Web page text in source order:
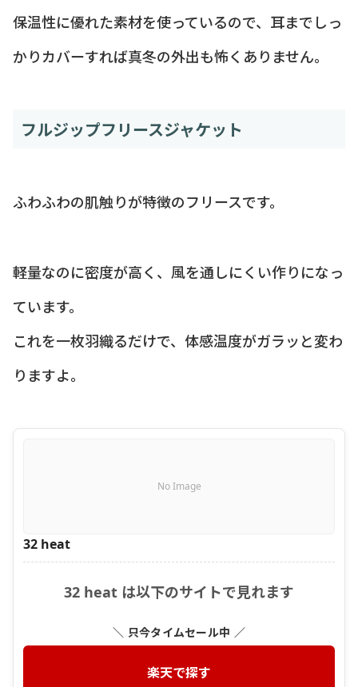
保温性に優れた素材を使っているので、耳までしっ
かりカバーすれば真冬の外出も怖くありません。
フルジップフリースジャケット
ふわふわの肌触りが特徴のフリースです。
軽量なのに密度が高く、風を通しにくい作りになっ
ています。
これを一枚羽織るだけで、体感温度がガラッと変わ
りますよ。
No Image
32 heat
32 heat は以下のサイトで見れます
＼ 只今タイムセール中 ／
楽天で探す